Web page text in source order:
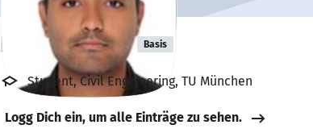
Dhruv Mehta Basis
Student, Civil Engineering, TU München
Logg Dich ein, um alle Einträge zu sehen.